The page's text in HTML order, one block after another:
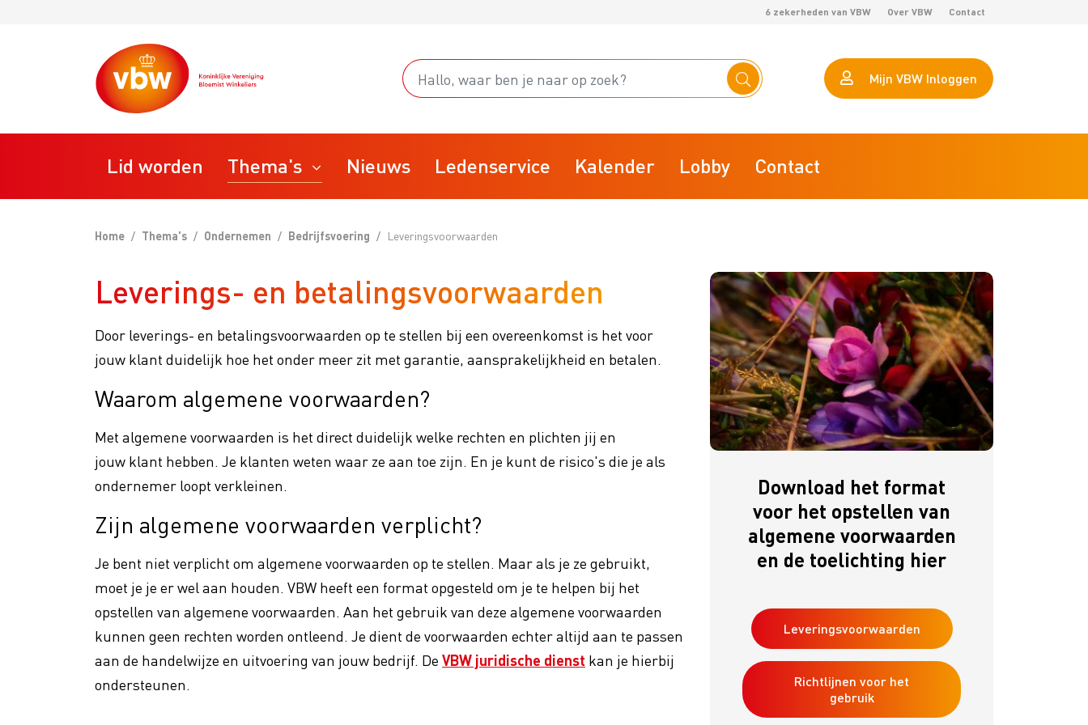
Mijn VBW Inloggen
6 zekerheden van VBW Over VBW Contact
Lid worden Thema's
Bedrijfsvoering
Stoppen
Calculator arbeidsproductiviteit
VBW Trainingsprogramma
Businessclubs
AVG VBW helpt je op weg
VBW Risk
BTW
VBW Lokaal Marktonderzoek
VBW Marktplaats
VBW Kennisdocumenten ZZP
VBW Facility
Ondernemersbudget
Floral Profit
Bloem-o-maat
Omzet Groei - Royal FloraHolland
Verhoging btw op sierteelt
Bloemist 2030 - Geef je op voor de
Promotie
Duurzaamheid
Nieuws Ledenservice Kalender Lobby Contact
Home Thema's Ondernemen Bedrijfsvoering Leveringsvoorwaarden
Leverings- en betalingsvoorwaarden
Door leverings- en betalingsvoorwaarden op te stellen bij een overeenkomst is het voor
jouw klant duidelijk hoe het onder meer zit met garantie, aansprakelijkheid en betalen.
Waarom algemene voorwaarden?
Met algemene voorwaarden is het direct duidelijk welke rechten en plichten jij en
jouw klant hebben. Je klanten weten waar ze aan toe zijn. En je kunt de risico's die je als
ondernemer loopt verkleinen.
Zijn algemene voorwaarden verplicht?
Je bent niet verplicht om algemene voorwaarden op te stellen. Maar als je ze gebruikt,
moet je je er wel aan houden. VBW heeft een format opgesteld om je te helpen bij het
opstellen van algemene voorwaarden. Aan het gebruik van deze algemene voorwaarden
kunnen geen rechten worden ontleend. Je dient de voorwaarden echter altijd aan te passen
aan de handelwijze en uitvoering van jouw bedrijf. De VBW juridische dienst kan je hierbij
ondersteunen.
Download het format
voor het opstellen van
algemene voorwaarden
en de toelichting hier
Leveringsvoorwaarden
Richtlijnen voor het
gebruik